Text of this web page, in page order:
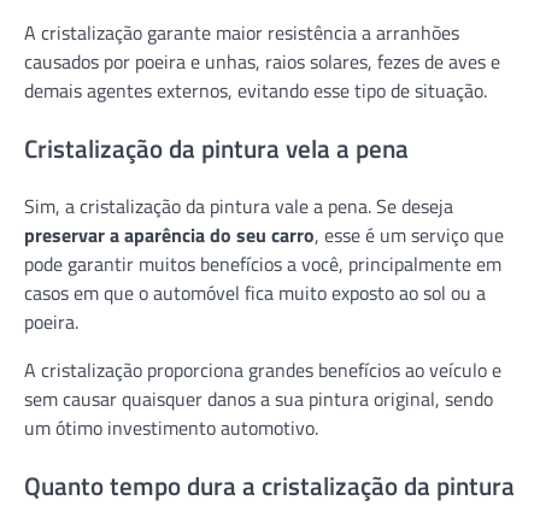
A cristalização garante maior resistência a arranhões
causados por poeira e unhas, raios solares, fezes de aves e
demais agentes externos, evitando esse tipo de situação.
Cristalização da pintura vela a pena
Sim, a cristalização da pintura vale a pena. Se deseja
preservar a aparência do seu carro, esse é um serviço que
pode garantir muitos benefícios a você, principalmente em
casos em que o automóvel fica muito exposto ao sol ou a
poeira.
A cristalização proporciona grandes benefícios ao veículo e
sem causar quaisquer danos a sua pintura original, sendo
um ótimo investimento automotivo.
Quanto tempo dura a cristalização da pintura